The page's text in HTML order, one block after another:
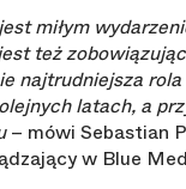
miłym
też
najtrudniejsza
latach, a
– mówi Sebastian
w Blue